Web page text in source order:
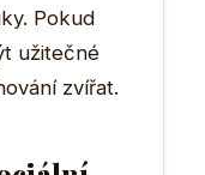
Pokud
užitečné
zvířat.